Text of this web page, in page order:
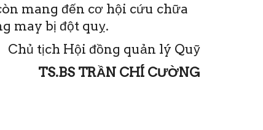
mang đến cơ hội cứu chữa
may bị đột quỵ.
Chủ tịch Hội đồng quản lý Quỹ
TS.BS TRẦN CHÍ CƯỜNG